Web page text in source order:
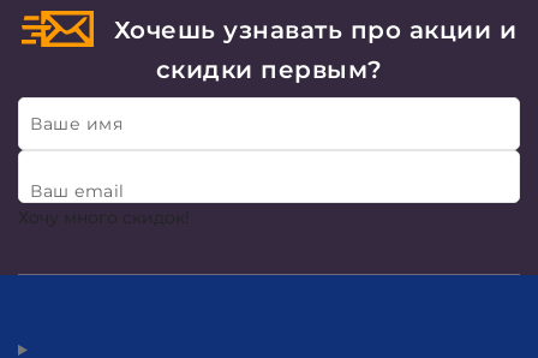
Хочешь узнавать про акции и
скидки первым?
Ваше имя
Ваш email
Хочу много скидок!